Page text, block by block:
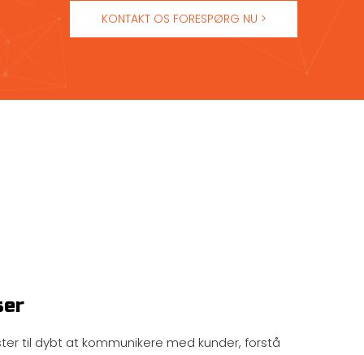
KONTAKT OS FORESPØRG NU >
til dybt at kommunikere med kunder, forstå